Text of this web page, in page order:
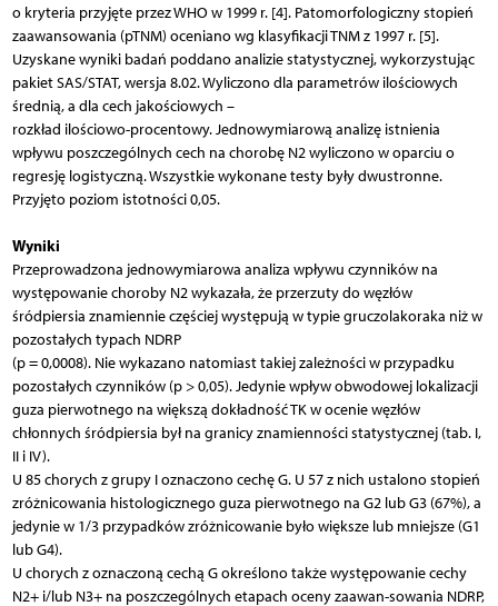
o kryteria przyjęte przez WHO w 1999 r. [4]. Patomorfologiczny stopień
zaawansowania (pTNM) oceniano wg klasyfikacji TNM z 1997 r. [5].
Uzyskane wyniki badań poddano analizie statystycznej, wykorzystując
pakiet SAS/STAT, wersja 8.02. Wyliczono dla parametrów ilościowych
średnią, a dla cech jakościowych –
rozkład ilościowo-procentowy. Jednowymiarową analizę istnienia
wpływu poszczególnych cech na chorobę N2 wyliczono w oparciu o
regresję logistyczną. Wszystkie wykonane testy były dwustronne.
Przyjęto poziom istotności 0,05.
Wyniki
Przeprowadzona jednowymiarowa analiza wpływu czynników na
występowanie choroby N2 wykazała, że przerzuty do węzłów
śródpiersia znamiennie częściej występują w typie gruczolakoraka niż w
pozostałych typach NDRP
(p = 0,0008). Nie wykazano natomiast takiej zależności w przypadku
pozostałych czynników (p > 0,05). Jedynie wpływ obwodowej lokalizacji
guza pierwotnego na większą dokładność TK w ocenie węzłów
chłonnych śródpiersia był na granicy znamienności statystycznej (tab. I,
II i IV).
U 85 chorych z grupy I oznaczono cechę G. U 57 z nich ustalono stopień
zróżnicowania histologicznego guza pierwotnego na G2 lub G3 (67%), a
jedynie w 1/3 przypadków zróżnicowanie było większe lub mniejsze (G1
lub G4).
U chorych z oznaczoną cechą G określono także występowanie cechy
N2+ i/lub N3+ na poszczególnych etapach oceny zaawan-sowania NDRP,